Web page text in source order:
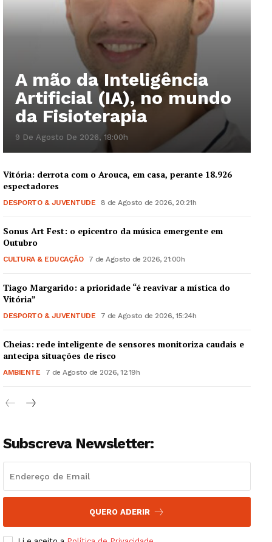
Guimarães, agora!
Institucional
Artigos
Edição Digital
Grande Entrevista
A mão da Inteligência
Artificial (IA), no mundo
da Fisioterapia
9 De Agosto De 2026, 18:00h
Vitória: derrota com o Arouca, em casa, perante 18.926
espectadores
DESPORTO & JUVENTUDE 8 de Agosto de 2026, 20:21h
Sonus Art Fest: o epicentro da música emergente em
Outubro
CULTURA & EDUCAÇÃO 7 de Agosto de 2026, 21:00h
Tiago Margarido: a prioridade “é reavivar a mística do
Vitória”
DESPORTO & JUVENTUDE 7 de Agosto de 2026, 15:24h
Cheias: rede inteligente de sensores monitoriza caudais e
antecipa situações de risco
AMBIENTE 7 de Agosto de 2026, 12:19h
Subscreva Newsletter:
QUERO ADERIR